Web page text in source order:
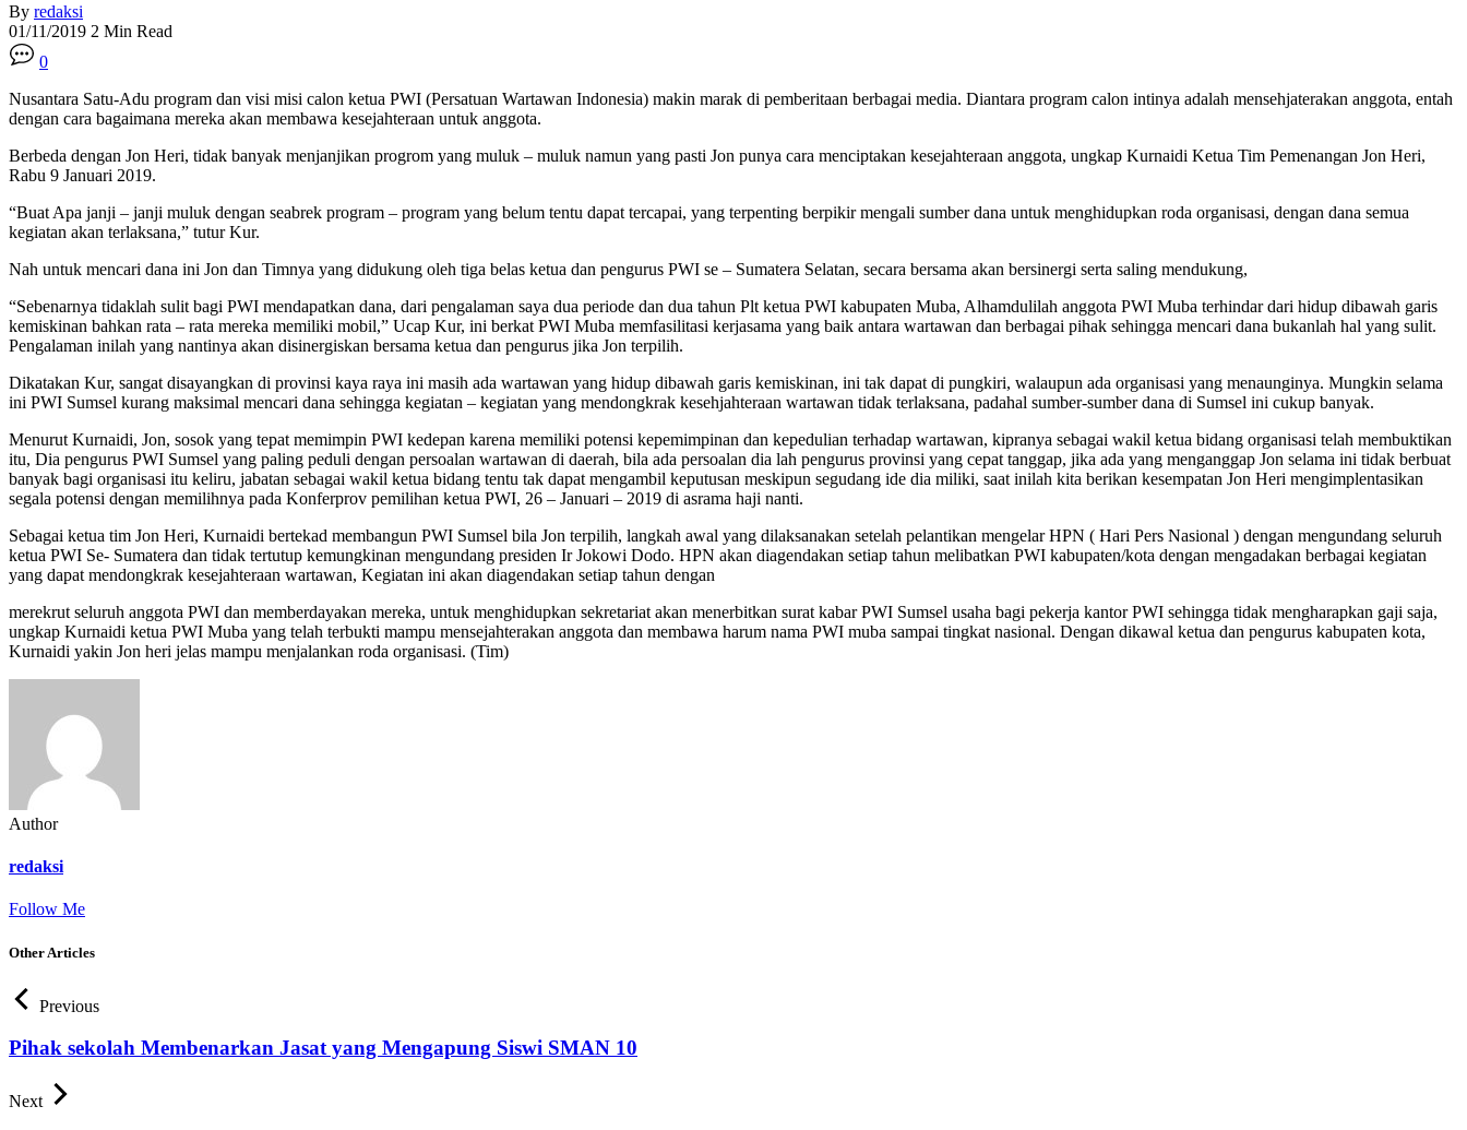
By redaksi
01/11/2019 2 Min Read
0
Nusantara Satu-Adu program dan visi misi calon ketua PWI (Persatuan Wartawan Indonesia) makin marak di pemberitaan berbagai media. Diantara program calon intinya adalah mensehjaterakan anggota, entah
dengan cara bagaimana mereka akan membawa kesejahteraan untuk anggota.
Berbeda dengan Jon Heri, tidak banyak menjanjikan progrom yang muluk – muluk namun yang pasti Jon punya cara menciptakan kesejahteraan anggota, ungkap Kurnaidi Ketua Tim Pemenangan Jon Heri,
Rabu 9 Januari 2019.
“Buat Apa janji – janji muluk dengan seabrek program – program yang belum tentu dapat tercapai, yang terpenting berpikir mengali sumber dana untuk menghidupkan roda organisasi, dengan dana semua
kegiatan akan terlaksana,” tutur Kur.
Nah untuk mencari dana ini Jon dan Timnya yang didukung oleh tiga belas ketua dan pengurus PWI se – Sumatera Selatan, secara bersama akan bersinergi serta saling mendukung,
“Sebenarnya tidaklah sulit bagi PWI mendapatkan dana, dari pengalaman saya dua periode dan dua tahun Plt ketua PWI kabupaten Muba, Alhamdulilah anggota PWI Muba terhindar dari hidup dibawah garis
kemiskinan bahkan rata – rata mereka memiliki mobil,” Ucap Kur, ini berkat PWI Muba memfasilitasi kerjasama yang baik antara wartawan dan berbagai pihak sehingga mencari dana bukanlah hal yang sulit.
Pengalaman inilah yang nantinya akan disinergiskan bersama ketua dan pengurus jika Jon terpilih.
Dikatakan Kur, sangat disayangkan di provinsi kaya raya ini masih ada wartawan yang hidup dibawah garis kemiskinan, ini tak dapat di pungkiri, walaupun ada organisasi yang menaunginya. Mungkin selama
ini PWI Sumsel kurang maksimal mencari dana sehingga kegiatan – kegiatan yang mendongkrak kesehjahteraan wartawan tidak terlaksana, padahal sumber-sumber dana di Sumsel ini cukup banyak.
Menurut Kurnaidi, Jon, sosok yang tepat memimpin PWI kedepan karena memiliki potensi kepemimpinan dan kepedulian terhadap wartawan, kipranya sebagai wakil ketua bidang organisasi telah membuktikan
itu, Dia pengurus PWI Sumsel yang paling peduli dengan persoalan wartawan di daerah, bila ada persoalan dia lah pengurus provinsi yang cepat tanggap, jika ada yang menganggap Jon selama ini tidak berbuat
banyak bagi organisasi itu keliru, jabatan sebagai wakil ketua bidang tentu tak dapat mengambil keputusan meskipun segudang ide dia miliki, saat inilah kita berikan kesempatan Jon Heri mengimplentasikan
segala potensi dengan memilihnya pada Konferprov pemilihan ketua PWI, 26 – Januari – 2019 di asrama haji nanti.
Sebagai ketua tim Jon Heri, Kurnaidi bertekad membangun PWI Sumsel bila Jon terpilih, langkah awal yang dilaksanakan setelah pelantikan mengelar HPN ( Hari Pers Nasional ) dengan mengundang seluruh
ketua PWI Se- Sumatera dan tidak tertutup kemungkinan mengundang presiden Ir Jokowi Dodo. HPN akan diagendakan setiap tahun melibatkan PWI kabupaten/kota dengan mengadakan berbagai kegiatan
yang dapat mendongkrak kesejahteraan wartawan, Kegiatan ini akan diagendakan setiap tahun dengan
merekrut seluruh anggota PWI dan memberdayakan mereka, untuk menghidupkan sekretariat akan menerbitkan surat kabar PWI Sumsel usaha bagi pekerja kantor PWI sehingga tidak mengharapkan gaji saja,
ungkap Kurnaidi ketua PWI Muba yang telah terbukti mampu mensejahterakan anggota dan membawa harum nama PWI muba sampai tingkat nasional. Dengan dikawal ketua dan pengurus kabupaten kota,
Kurnaidi yakin Jon heri jelas mampu menjalankan roda organisasi. (Tim)
Author
redaksi
Follow Me
Other Articles
Previous
Pihak sekolah Membenarkan Jasat yang Mengapung Siswi SMAN 10
Next